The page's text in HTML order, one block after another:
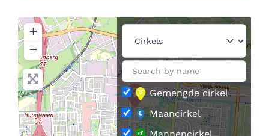
+
−
Gemengde cirkel
Maancirkel